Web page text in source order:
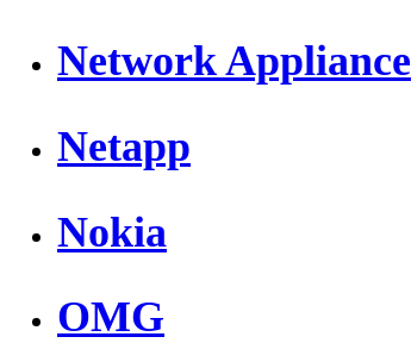
Network Appliance
Netapp
Nokia
OMG